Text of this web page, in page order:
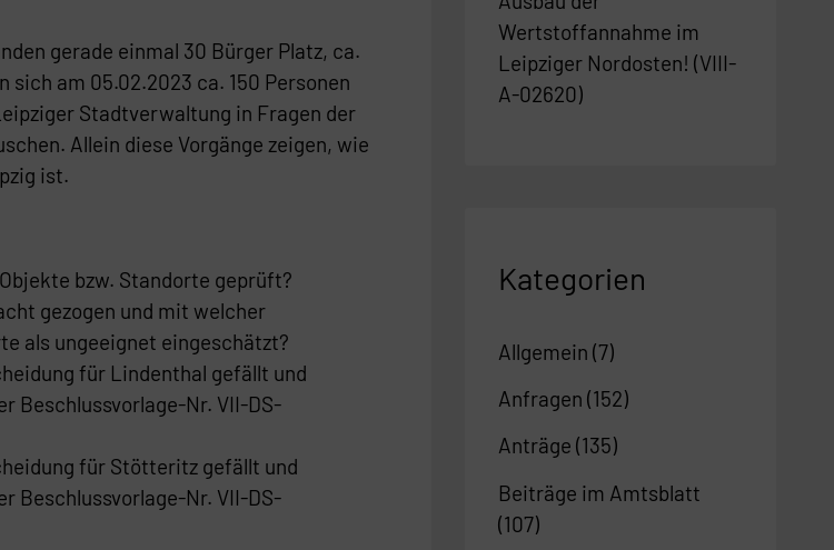
gerade einmal 30 Bürger Platz, ca.
am 05.02.2023 ca. 150 Personen
Stadtverwaltung in Fragen der
Allein diese Vorgänge zeigen, wie
ist.
bzw. Standorte geprüft?
gezogen und mit welcher
als ungeeignet eingeschätzt?
für Lindenthal gefällt und
Beschlussvorlage-Nr. VII-DS-
für Stötteritz gefällt und
Beschlussvorlage-Nr. VII-DS-
Wertstoffannahme im
Leipziger Nordosten! (VIII-
A-02620)
Kategorien
Allgemein (7)
Anfragen (152)
Anträge (135)
Beiträge im Amtsblatt
(107)